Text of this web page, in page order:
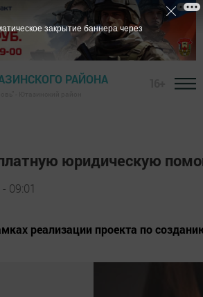
РАЙОНА
юридическую
09:01
реализации проекта по
закрытие баннера через